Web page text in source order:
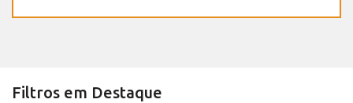
Filtros em Destaque